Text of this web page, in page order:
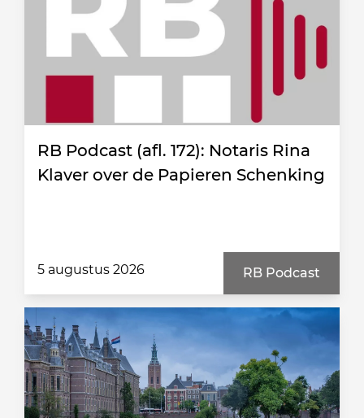
RB Podcast (afl. 172): Notaris Rina
Klaver over de Papieren Schenking
5 augustus 2026 RB Podcast